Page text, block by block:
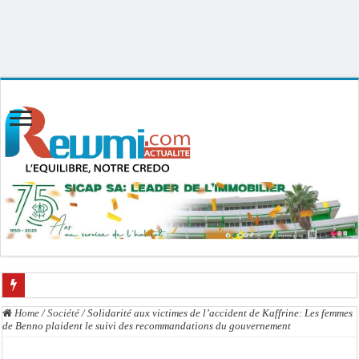
Ousmane Sonko crache ses vérités à Diomaye: « Des vies ne sont pas tombées
Home / Société / Solidarité aux victimes de l’accident de Kaffrine: Les femmes
de Benno plaident le suivi des recommandations du gouvernement